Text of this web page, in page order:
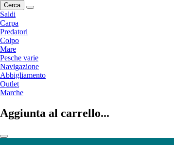
Cerca
Saldi
Carpa
Predatori
Colpo
Mare
Pesche varie
Navigazione
Abbigliamento
Outlet
Marche
Aggiunta al carrello...